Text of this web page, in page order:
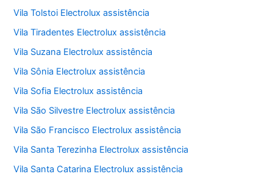
Vila Tolstoi Electrolux assistência
Vila Tiradentes Electrolux assistência
Vila Suzana Electrolux assistência
Vila Sônia Electrolux assistência
Vila Sofia Electrolux assistência
Vila São Silvestre Electrolux assistência
Vila São Francisco Electrolux assistência
Vila Santa Terezinha Electrolux assistência
Vila Santa Catarina Electrolux assistência